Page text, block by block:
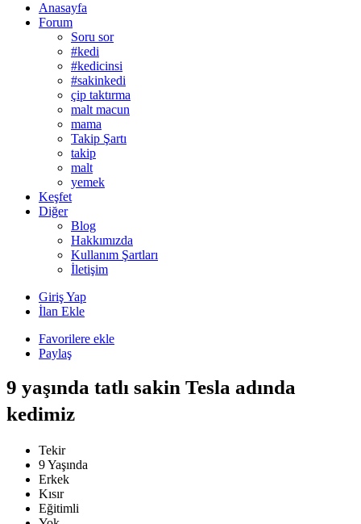
Anasayfa
Forum
Soru sor
#kedi
#kedicinsi
#sakinkedi
çip taktırma
malt macun
mama
Takip Şartı
takip
malt
yemek
Keşfet
Diğer
Blog
Hakkımızda
Kullanım Şartları
İletişim
Giriş Yap
İlan Ekle
Favorilere ekle
Paylaş
9 yaşında tatlı sakin Tesla adında
kedimiz
Tekir
9 Yaşında
Erkek
Kısır
Eğitimli